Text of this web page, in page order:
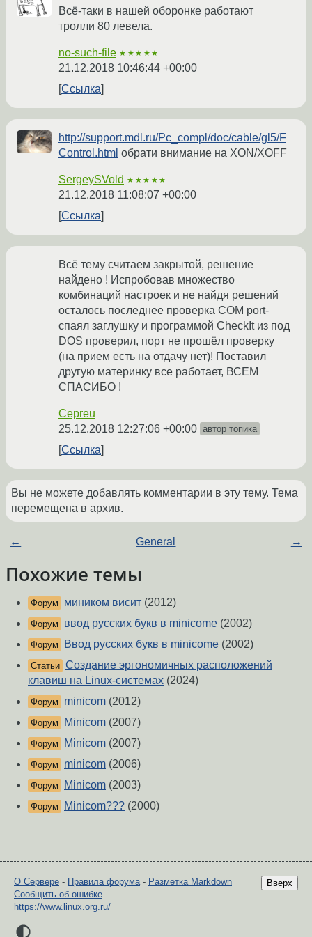
Всё-таки в нашей оборонке работают
тролли 80 левела.
no-such-file ★★★★★
21.12.2018 10:46:44 +00:00
Ссылка
http://support.mdl.ru/Pc_compl/doc/cable/gl5/F
Control.html обрати внимание на XON/XOFF
SergeySVold ★★★★★
21.12.2018 11:08:07 +00:00
Ссылка
Всё тему считаем закрытой, решение
найдено ! Испробовав множество
комбинаций настроек и не найдя решений
остaлось последнее проверка COM port-
спаял заглушку и программой CheckIt из под
DOS проверил, порт не прошёл проверку
(на прием есть на отдачу нет)! Поставил
другую материнку все работает, ВСЕМ
СПАСИБО !
Cepreu
25.12.2018 12:27:06 +00:00 автор топика
Ссылка
Вы не можете добавлять комментарии в эту тему. Тема
перемещена в архив.
← General →
Похожие темы
Форум миником висит (2012)
Форум ввод русских букв в minicome (2002)
Форум Ввод русских букв в minicome (2002)
Статьи Создание эргономичных расположений
клавиш на Linux-системах (2024)
Форум minicom (2012)
Форум Minicom (2007)
Форум Minicom (2007)
Форум minicom (2006)
Форум Minicom (2003)
Форум Minicom??? (2000)
Вверх
О Сервере - Правила форума- Разметка Markdown
Сообщить об ошибке
https://www.linux.org.ru/